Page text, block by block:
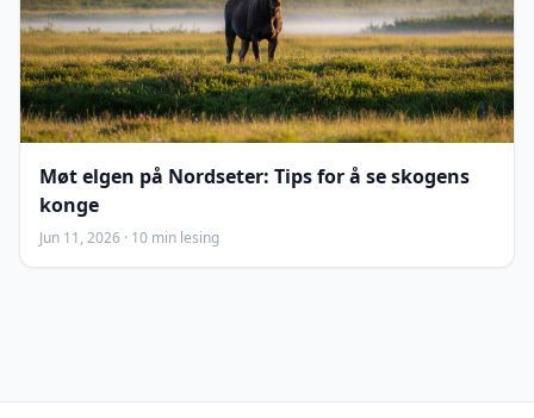
Møt elgen på Nordseter: Tips for å se skogens
konge
Jun 11, 2026 · 10 min lesing